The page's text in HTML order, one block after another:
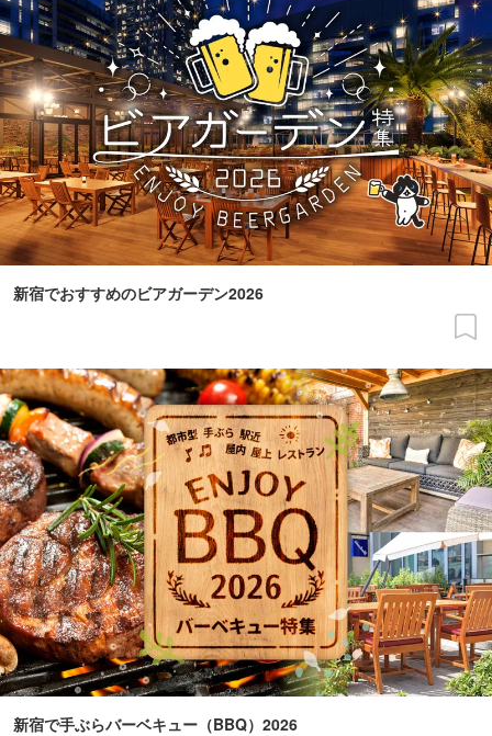
新宿でおすすめのビアガーデン2026
新宿で手ぶらバーベキュー（BBQ）2026